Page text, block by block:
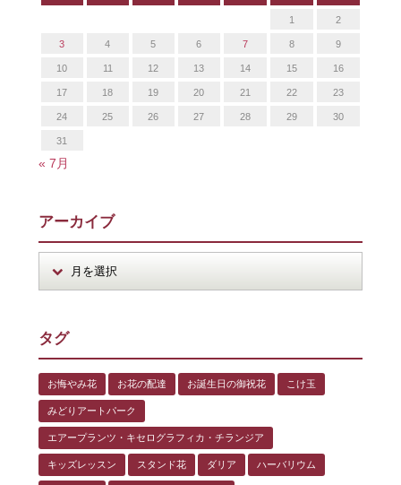
1 2
3 4 5 6 7 8 9
10 11 12 13 14 15 16
17 18 19 20 21 22 23
24 25 26 27 28 29 30
31
« 7月
アーカイブ
タグ
お悔やみ花 お花の配達 お誕生日の御祝花 こけ玉
みどりアートパーク
エアープランツ・キセログラフィカ・チランジア
キッズレッスン スタンド花 ダリア ハーバリウム